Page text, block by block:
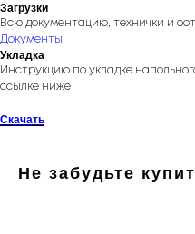
Загрузки
Всю документацию, технички и
Документы
Укладка
Инструкцию по укладке
ссылке ниже
Скачать
Не забудьте